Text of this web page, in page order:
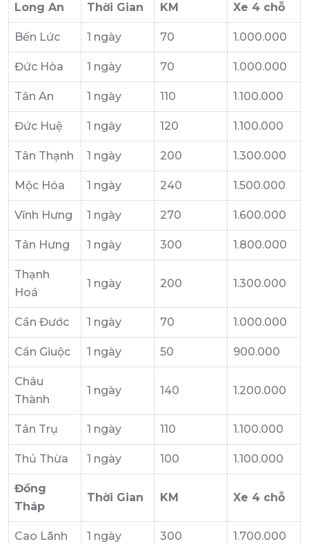
Long An Thời Gian KM Xe 4 chỗ
Bến Lức 1 ngày 70 1.000.000
Đức Hòa 1 ngày 70 1.000.000
Tân An 1 ngày 110 1.100.000
Đức Huệ 1 ngày 120 1.100.000
Tân Thạnh 1 ngày 200 1.300.000
Mộc Hóa 1 ngày 240 1.500.000
Vĩnh Hưng 1 ngày 270 1.600.000
Tân Hưng 1 ngày 300 1.800.000
Thạnh
Hoá
1 ngày 200 1.300.000
Cần Đước 1 ngày 70 1.000.000
Cần Giuộc 1 ngày 50 900.000
Châu
Thành
1 ngày 140 1.200.000
Tân Trụ 1 ngày 110 1.100.000
Thủ Thừa 1 ngày 100 1.100.000
Đồng
Tháp
Thời Gian KM Xe 4 chỗ
Cao Lãnh 1 ngày 300 1.700.000